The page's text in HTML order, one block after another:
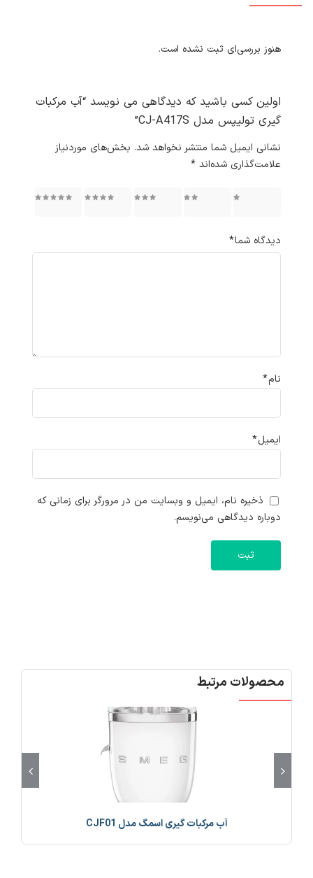
هنوز بررسی‌ای ثبت نشده است.
اولین کسی باشید که دیدگاهی می نویسد “آب مرکبات
گیری تولیپس مدل CJ-A417S”
نشانی ایمیل شما منتشر نخواهد شد. بخش‌های موردنیاز
علامت‌گذاری شده‌اند *
۳ از ۵ ۴ از ۵ ۵ از ۵
دیدگاه شما*
نام*
ایمیل*
ذخیره نام، ایمیل و وبسایت من در مرورگر برای زمانی که
دوباره دیدگاهی می‌نویسم.
محصولات مرتبط
آب مرکبات گیری اسمگ مدل CJF01